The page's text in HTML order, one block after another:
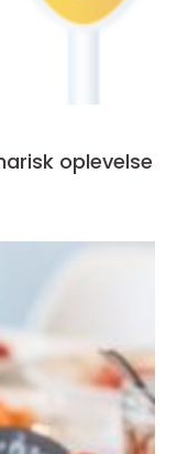
oplevelse